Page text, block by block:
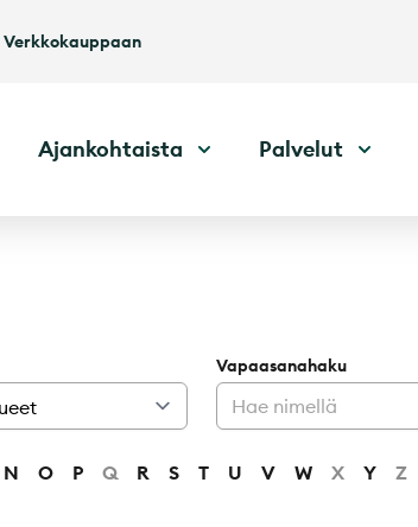
Verkkokauppaan
Ajankohtaista Palvelut
Vapaasanahaku
N O P Q R S T U V W X Y Z